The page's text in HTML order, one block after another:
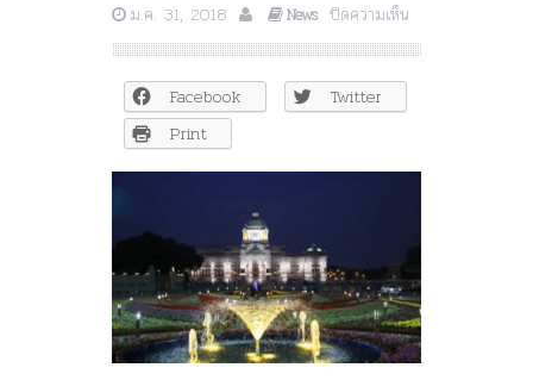
ม.ค. 31, 2018 News ปิดความเห็น
ดอกไม้
เต็ม
เตรียม
ไอ
รัก
คลาย
ความ
หนาว”
Facebook
Twitter
Print